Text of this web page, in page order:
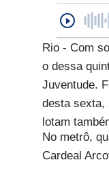
Rio - Com
o dessa
Juventude.
desta sexta,
lotam
No metrô,
Cardeal